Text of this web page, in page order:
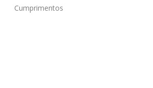
Cumprimentos